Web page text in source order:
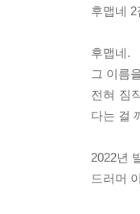
후맵네
후맵네.
그 이름
전혀 짐
다는 걸
2022년
드러머